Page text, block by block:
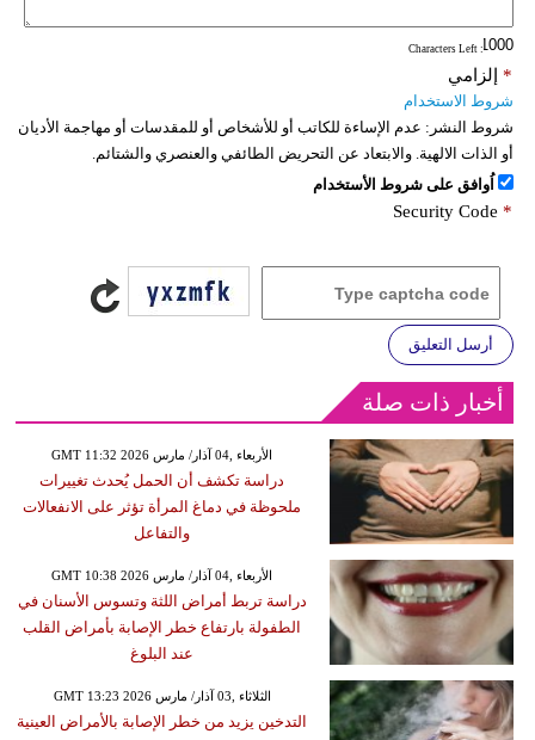
: Characters Left
إلزامي *
شروط الاستخدام
شروط النشر: عدم الإساءة للكاتب أو للأشخاص أو للمقدسات أو مهاجمة الأديان
أو الذات الالهية. والابتعاد عن التحريض الطائفي والعنصري والشتائم.
اُوافق على شروط الأستخدام
Security Code *
أرسل التعليق
أخبار ذات صلة
GMT 11:32 2026 الأربعاء ,04 آذار/ مارس
دراسة تكشف أن الحمل يُحدث تغييرات
ملحوظة في دماغ المرأة تؤثر على الانفعالات
والتفاعل
GMT 10:38 2026 الأربعاء ,04 آذار/ مارس
دراسة تربط أمراض اللثة وتسوس الأسنان في
الطفولة بارتفاع خطر الإصابة بأمراض القلب
عند البلوغ
GMT 13:23 2026 الثلاثاء ,03 آذار/ مارس
التدخين يزيد من خطر الإصابة بالأمراض العينية